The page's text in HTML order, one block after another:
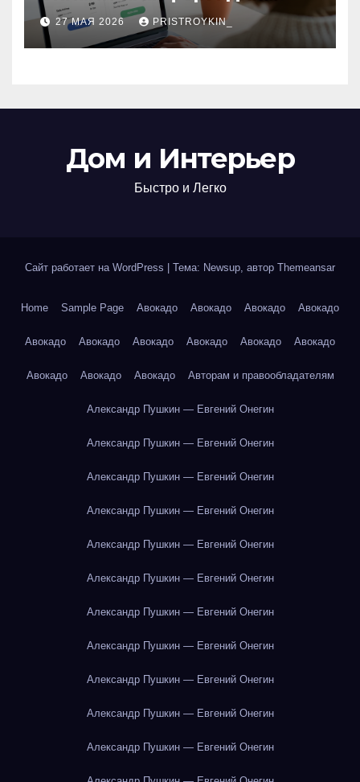
поиска авиабилетов и
железнодорожных
билетов
27 МАЯ 2026 PRISTROYKIN_
Дом и Интерьер
Быстро и Легко
Сайт работает на WordPress Тема: Newsup, автор Themeansar
Home Sample Page Авокадо Авокадо Авокадо Авокадо
Авокадо Авокадо Авокадо Авокадо Авокадо Авокадо
Авокадо Авокадо Авокадо Авторам и правообладателям
Александр Пушкин — Евгений Онегин
Александр Пушкин — Евгений Онегин
Александр Пушкин — Евгений Онегин
Александр Пушкин — Евгений Онегин
Александр Пушкин — Евгений Онегин
Александр Пушкин — Евгений Онегин
Александр Пушкин — Евгений Онегин
Александр Пушкин — Евгений Онегин
Александр Пушкин — Евгений Онегин
Александр Пушкин — Евгений Онегин
Александр Пушкин — Евгений Онегин